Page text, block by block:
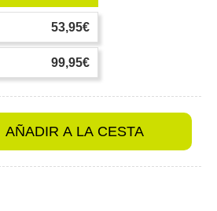
53,95€
99,95€
AÑADIR A LA CESTA